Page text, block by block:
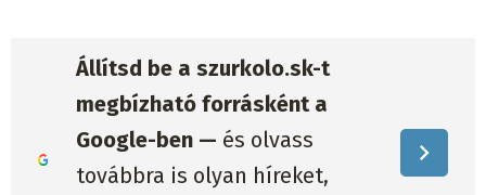
Állítsd be a szurkolo.sk-t
megbízható forrásként a
Google-ben — és olvass
továbbra is olyan híreket,